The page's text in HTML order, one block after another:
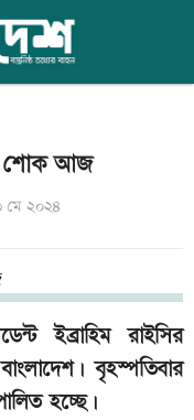
শোক আজ
২০২৪
ইব্রাহিম রাইসির
বৃহস্পতিবার
হচ্ছে।